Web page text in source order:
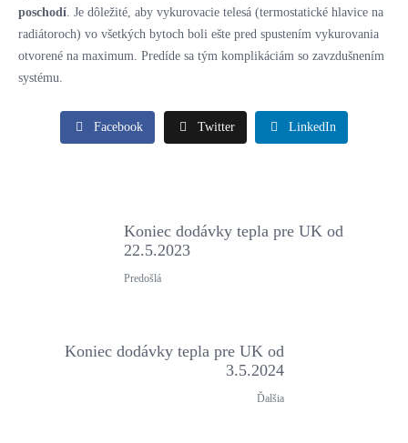
poschodí . Je dôležité, aby vykurovacie telesá (termostatické hlavice na
radiátoroch) vo všetkých bytoch boli ešte pred spustením vykurovania
otvorené na maximum. Predíde sa tým komplikáciám so zavzdušnením
systému.
Facebook Twitter LinkedIn
Koniec dodávky tepla pre UK od
22.5.2023
Predošlá
Koniec dodávky tepla pre UK od
3.5.2024
Ďalšia